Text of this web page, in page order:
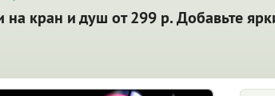
кран и душ от 299 р. Добавьте